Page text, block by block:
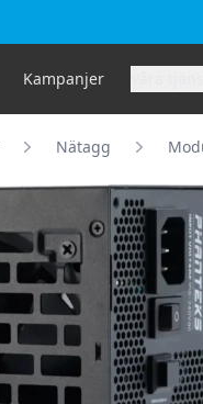
Kampanjer
Nätagg